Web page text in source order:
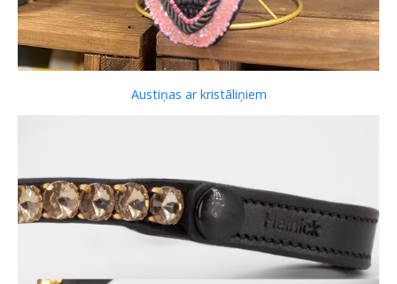
Austiņas ar kristāliņiem